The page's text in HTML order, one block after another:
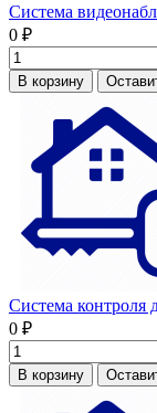
Система
0 ₽
В корзину
Система
0 ₽
В корзину